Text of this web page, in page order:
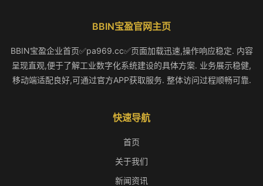
BBIN宝盈官网主页
BBIN宝盈企业首页✅pa969.cc✅页面加载迅速,操作响应稳定. 内容
呈现直观,便于了解工业数字化系统建设的具体方案. 业务展示稳健,
移动端适配良好,可通过官方APP获取服务. 整体访问过程顺畅可靠.
快速导航
首页
关于我们
新闻资讯